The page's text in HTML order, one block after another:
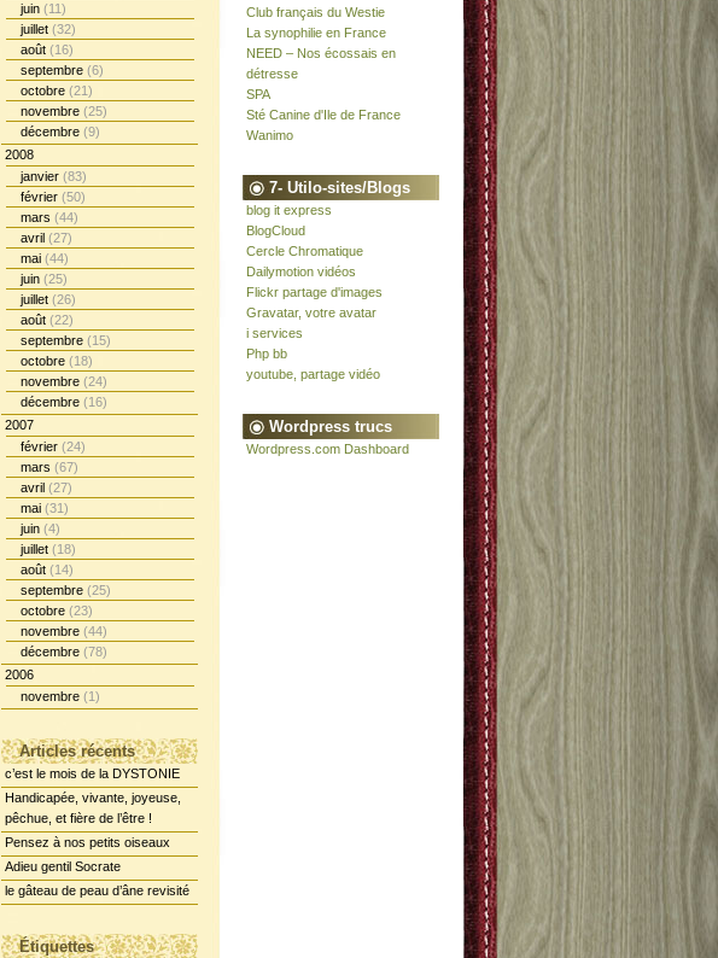
juin (11)
juillet (32)
août (16)
septembre (6)
octobre (21)
novembre (25)
décembre (9)
2008
janvier (83)
février (50)
mars (44)
avril (27)
mai (44)
juin (25)
juillet (26)
août (22)
septembre (15)
octobre (18)
novembre (24)
décembre (16)
2007
février (24)
mars (67)
avril (27)
mai (31)
juin (4)
juillet (18)
août (14)
septembre (25)
octobre (23)
novembre (44)
décembre (78)
2006
novembre (1)
Articles récents
c’est le mois de la DYSTONIE
Handicapée, vivante, joyeuse,
pêchue, et fière de l’être !
Pensez à nos petits oiseaux
Adieu gentil Socrate
le gâteau de peau d’âne revisité
Étiquettes
Club français du Westie
La synophilie en France
NEED – Nos écossais en
détresse
SPA
Sté Canine d'Ile de France
Wanimo
7- Utilo-sites/Blogs
blog it express
BlogCloud
Cercle Chromatique
Dailymotion vidéos
Flickr partage d'images
Gravatar, votre avatar
i services
Php bb
youtube, partage vidéo
Wordpress trucs
Wordpress.com Dashboard